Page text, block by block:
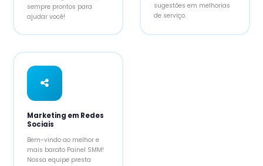
sempre prontos para
ajudar você!
sugestões em melhorias
de serviço.
Marketing em Redes
Sociais
Bem-vindo ao melhor e
mais barato Painel SMM!
Nossa equipe presta